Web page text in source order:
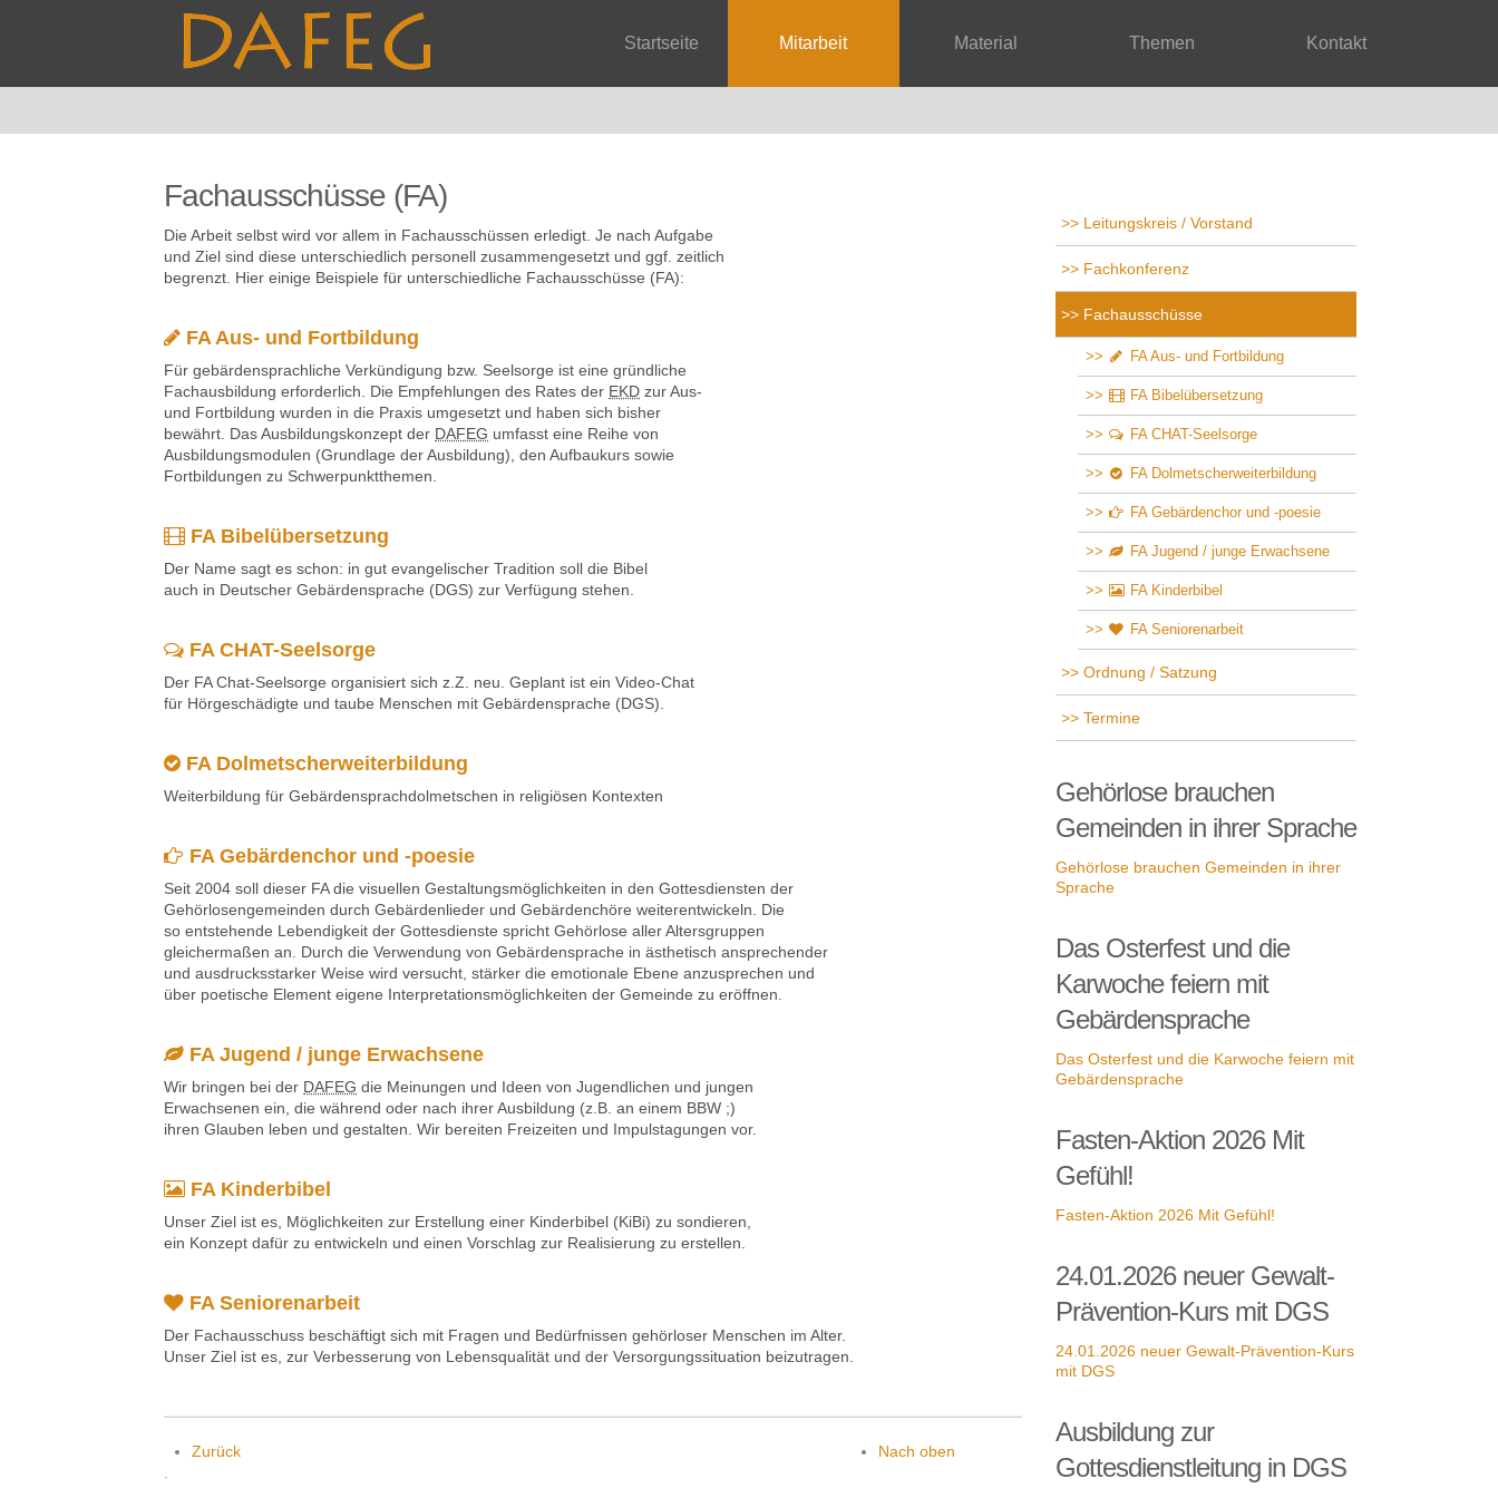
Startseite Mitarbeit Material Themen Kontakt
Fachausschüsse (FA)
Die Arbeit selbst wird vor allem in Fachausschüssen erledigt. Je nach Aufgabe
und Ziel sind diese unterschiedlich personell zusammengesetzt und ggf. zeitlich
begrenzt. Hier einige Beispiele für unterschiedliche Fachausschüsse (FA):
FA Aus- und Fortbildung
Für gebärdensprachliche Verkündigung bzw. Seelsorge ist eine gründliche
Fachausbildung erforderlich. Die Empfehlungen des Rates der EKD zur Aus-
und Fortbildung wurden in die Praxis umgesetzt und haben sich bisher
bewährt. Das Ausbildungskonzept der DAFEG umfasst eine Reihe von
Ausbildungsmodulen (Grundlage der Ausbildung), den Aufbaukurs sowie
Fortbildungen zu Schwerpunktthemen.
FA Bibelübersetzung
Der Name sagt es schon: in gut evangelischer Tradition soll die Bibel
auch in Deutscher Gebärdensprache (DGS) zur Verfügung stehen.
FA CHAT-Seelsorge
Der FA Chat-Seelsorge organisiert sich z.Z. neu. Geplant ist ein Video-Chat
für Hör­geschä­digte und taube Menschen mit Gebärden­sprache (DGS).
FA Dolmetscherweiterbildung
Weiterbildung für Gebärdensprachdolmetschen in religiösen Kontexten
FA Gebärdenchor und -poesie
Seit 2004 soll dieser FA die visuellen Gestaltungsmöglichkeiten in den Gottesdiensten der
Gehörlosengemeinden durch Gebärdenlieder und Gebärdenchöre weiterentwickeln. Die
so entstehende Lebendigkeit der Gottesdienste spricht Gehörlose aller Altersgruppen
gleichermaßen an. Durch die Verwendung von Gebärdensprache in ästhetisch ansprechender
und ausdrucksstarker Weise wird versucht, stärker die emotionale Ebene anzusprechen und
über poetische Element eigene Interpretationsmöglichkeiten der Gemeinde zu eröffnen.
FA Jugend / junge Erwachsene
Wir bringen bei der DAFEG die Meinungen und Ideen von Jugendlichen und jungen
Erwachsenen ein, die während oder nach ihrer Ausbildung (z.B. an einem BBW ;)
ihren Glauben leben und gestalten. Wir bereiten Freizeiten und Impulstagungen vor.
FA Kinderbibel
Unser Ziel ist es, Möglichkeiten zur Erstellung einer Kinderbibel (KiBi) zu sondieren,
ein Konzept dafür zu entwickeln und einen Vorschlag zur Realisierung zu erstellen.
FA Seniorenarbeit
Der Fachausschuss beschäftigt sich mit Fragen und Bedürfnissen gehörloser Menschen im Alter.
Unser Ziel ist es, zur Verbesserung von Lebensqualität und der Versorgungssituation beizutragen.
Zurück
Nach oben
Leitungskreis / Vorstand
Fachkonferenz
Fachausschüsse
FA Aus- und Fortbildung
FA Bibelübersetzung
FA CHAT-Seelsorge
FA Dolmetscherweiterbildung
FA Gebärdenchor und -poesie
FA Jugend / junge Erwachsene
FA Kinderbibel
FA Seniorenarbeit
Ordnung / Satzung
Termine
Gehörlose brauchen
Gemeinden in ihrer Sprache
Gehörlose brauchen Gemeinden in ihrer
Sprache
Das Osterfest und die
Karwoche feiern mit
Gebärdensprache
Das Osterfest und die Karwoche feiern mit
Gebärdensprache
Fasten-Aktion 2026 Mit
Gefühl!
Fasten-Aktion 2026 Mit Gefühl!
24.01.2026 neuer Gewalt-
Prävention-Kurs mit DGS
24.01.2026 neuer Gewalt-Prävention-Kurs
mit DGS
Ausbildung zur
Gottesdienstleitung in DGS